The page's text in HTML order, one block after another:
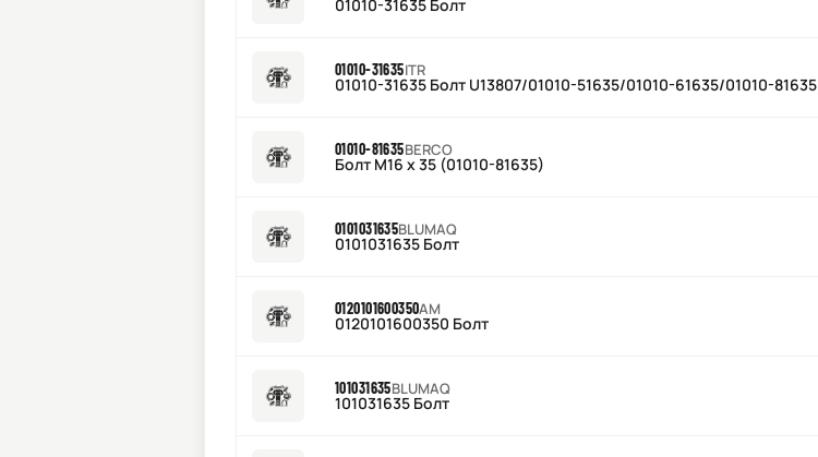
01010-31635 Болт
01010-31635ITR
01010-31635 Болт U13807/01010-51635/01010-61635/01010-81635
01010-81635BERCO
Болт M16 х 35 (01010-81635)
0101031635BLUMAQ
0101031635 Болт
0120101600350AM
0120101600350 Болт
101031635BLUMAQ
101031635 Болт